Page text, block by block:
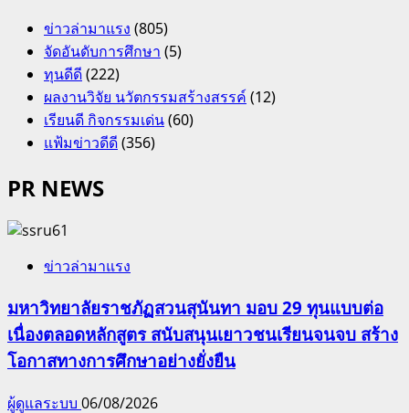
ข่าวล่ามาแรง (805)
จัดอันดับการศึกษา (5)
ทุนดีดี(222)
ผลงานวิจัย นวัตกรรมสร้างสรรค์(12)
เรียนดี กิจกรรมเด่น(60)
แฟ้มข่าวดีดี(356)
PR NEWS
ข่าวล่ามาแรง
มหาวิทยาลัยราชภัฏสวนสุนันทา มอบ 29 ทุนแบบต่อ
เนื่องตลอดหลักสูตร สนับสนุนเยาวชนเรียนจนจบ สร้าง
โอกาสทางการศึกษาอย่างยั่งยืน
ผู้ดูแลระบบ 06/08/2026